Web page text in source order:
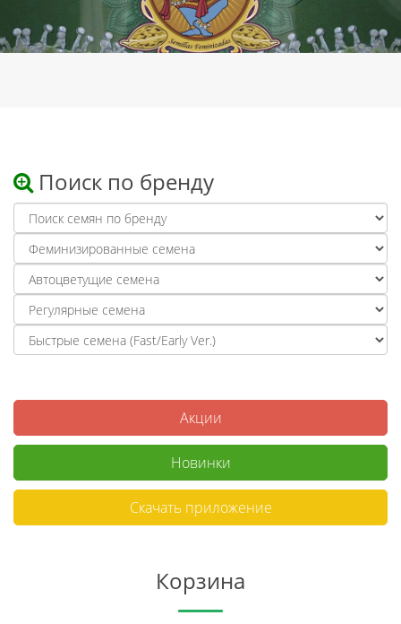
Поиск по бренду
Акции
Новинки
Скачать приложение
Корзина